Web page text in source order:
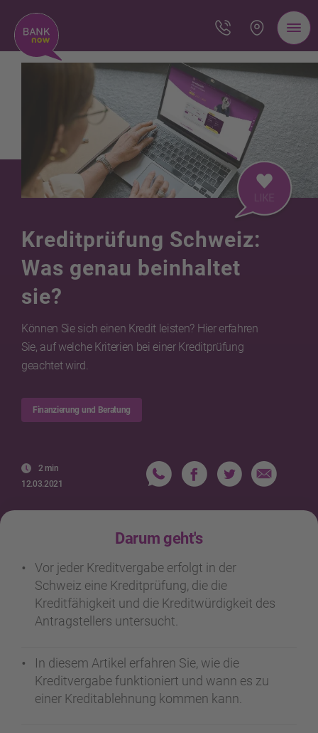
Kreditprüfung Schweiz:
Was genau beinhaltet
sie?
Können Sie sich einen Kredit leisten? Hier erfahren
Sie, auf welche Kriterien bei einer Kreditprüfung
geachtet wird.
Finanzierung und Beratung
2 min
12.03.2021
Darum geht's
Vor jeder Kreditvergabe erfolgt in der
Schweiz eine Kreditprüfung, die die
Kreditfähigkeit und die Kreditwürdigkeit des
Antragstellers untersucht.
In diesem Artikel erfahren Sie, wie die
Kreditvergabe funktioniert und wann es zu
einer Kreditablehnung kommen kann.